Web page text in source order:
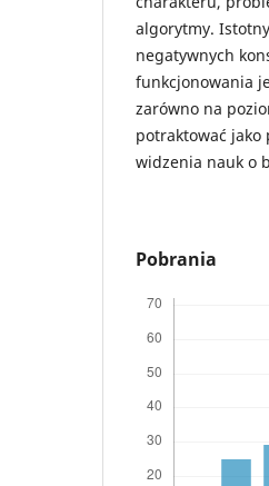
algorytmy.
negatywnych
funkcjonowania
zarówno na
potraktować jako
widzenia nauk o
Pobrania